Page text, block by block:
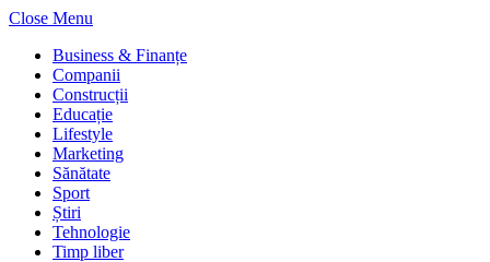
Close Menu
Business & Finanțe
Companii
Construcții
Educație
Lifestyle
Marketing
Sănătate
Sport
Știri
Tehnologie
Timp liber